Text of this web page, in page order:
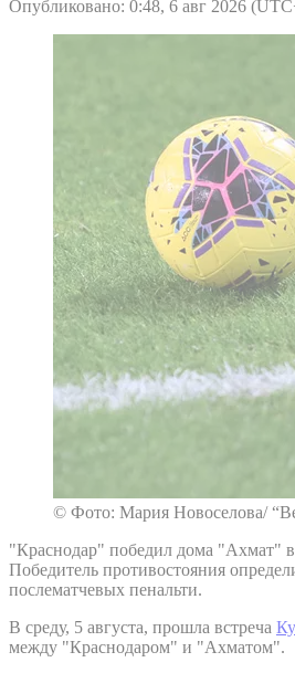
Опубликовано: 0:48, 6 авг 2026
© Фото: Мария Новоселова/
"Краснодар" победил дома "Ахмат"
Победитель противостояния
послематчевых пенальти.
В среду, 5 августа, прошла встреча
между "Краснодаром" и "Ахматом".